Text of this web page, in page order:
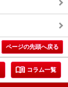
ページの先頭へ戻る
menu_book コラム一覧